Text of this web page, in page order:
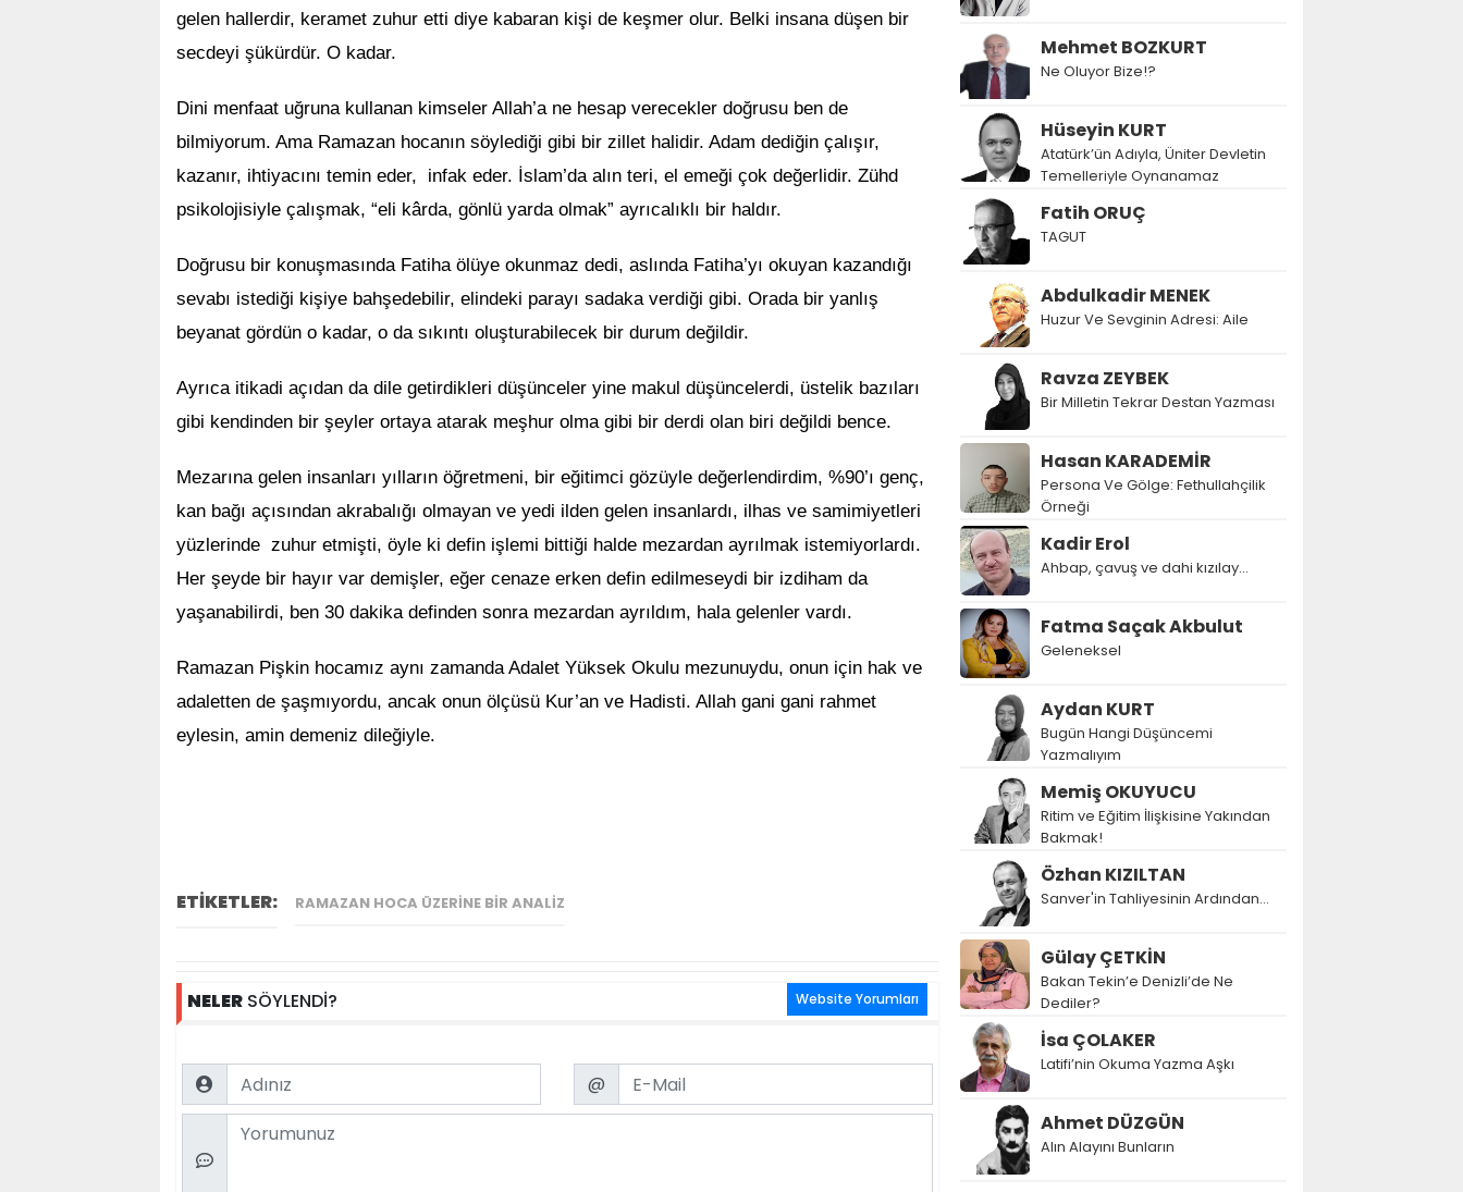
gelen hallerdir, keramet zuhur etti diye kabaran kişi de keşmer olur. Belki insana düşen bir
secdeyi şükürdür. O kadar.
Dini menfaat uğruna kullanan kimseler Allah’a ne hesap verecekler doğrusu ben de
bilmiyorum. Ama Ramazan hocanın söylediği gibi bir zillet halidir. Adam dediğin çalışır,
kazanır, ihtiyacını temin eder, infak eder. İslam’da alın teri, el emeği çok değerlidir. Zühd
psikolojisiyle çalışmak, “eli kârda, gönlü yarda olmak” ayrıcalıklı bir haldır.
Doğrusu bir konuşmasında Fatiha ölüye okunmaz dedi, aslında Fatiha’yı okuyan kazandığı
sevabı istediği kişiye bahşedebilir, elindeki parayı sadaka verdiği gibi. Orada bir yanlış
beyanat gördün o kadar, o da sıkıntı oluşturabilecek bir durum değildir.
Ayrıca itikadi açıdan da dile getirdikleri düşünceler yine makul düşüncelerdi, üstelik bazıları
gibi kendinden bir şeyler ortaya atarak meşhur olma gibi bir derdi olan biri değildi bence.
Mezarına gelen insanları yılların öğretmeni, bir eğitimci gözüyle değerlendirdim, %90’ı genç,
kan bağı açısından akrabalığı olmayan ve yedi ilden gelen insanlardı, ilhas ve samimiyetleri
yüzlerinde zuhur etmişti, öyle ki defin işlemi bittiği halde mezardan ayrılmak istemiyorlardı.
Her şeyde bir hayır var demişler, eğer cenaze erken defin edilmeseydi bir izdiham da
yaşanabilirdi, ben 30 dakika definden sonra mezardan ayrıldım, hala gelenler vardı.
Ramazan Pişkin hocamız aynı zamanda Adalet Yüksek Okulu mezunuydu, onun için hak ve
adaletten de şaşmıyordu, ancak onun ölçüsü Kur’an ve Hadisti. Allah gani gani rahmet
eylesin, amin demeniz dileğiyle.
ETİKETLER: RAMAZAN HOCA ÜZERINE BIR ANALIZ
NELER SÖYLENDİ? Website Yorumları
Name Email
@
Comment
Mehmet BOZKURT
Ne Oluyor Bize!?
Hüseyin KURT
Atatürk’ün Adıyla, Üniter Devletin
Temelleriyle Oynanamaz
Fatih ORUÇ
TAGUT
Abdulkadir MENEK
Huzur Ve Sevginin Adresi: Aile
Ravza ZEYBEK
Bir Milletin Tekrar Destan Yazması
Hasan KARADEMİR
Persona Ve Gölge: Fethullahçilik
Örneği
Kadir Erol
Ahbap, çavuş ve dahi kızılay...
Fatma Saçak Akbulut
Geleneksel
Aydan KURT
Bugün Hangi Düşüncemi
Yazmalıyım
Memiş OKUYUCU
Ritim ve Eğitim İlişkisine Yakından
Bakmak!
Özhan KIZILTAN
Sanver'in Tahliyesinin Ardından…
Gülay ÇETKİN
Bakan Tekin’e Denizli’de Ne
Dediler?
İsa ÇOLAKER
Latifi’nin Okuma Yazma Aşkı
Ahmet DÜZGÜN
Alın Alayını Bunların